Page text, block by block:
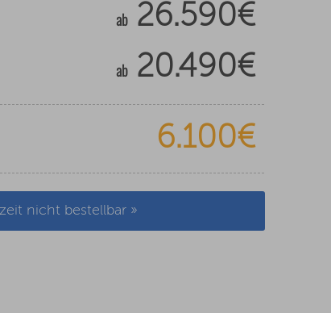
ab26.590€
ab20.490€
6.100€
nicht bestellbar »